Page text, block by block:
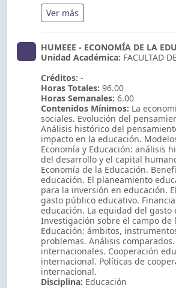
Ver más
HUMEEE - ECONOMÍA DE LA
Unidad Académica: FACULTAD
Créditos: -
Horas Totales: 96.00
Horas Semanales: 6.00
Contenidos Mínimos: La
sociales. Evolución del
Análisis histórico del
impacto en la educación.
Economía y Educación: análisis
del desarrollo y el capital
Economía de la Educación.
educación. El planeamiento
para la inversión en educación.
gasto público educativo.
educación. La equidad del gasto
Investigación sobre el campo de
Educación: ámbitos,
problemas. Análisis
internacionales. Cooperación
internacional. Políticas de
internacional.
Disciplina: Educación